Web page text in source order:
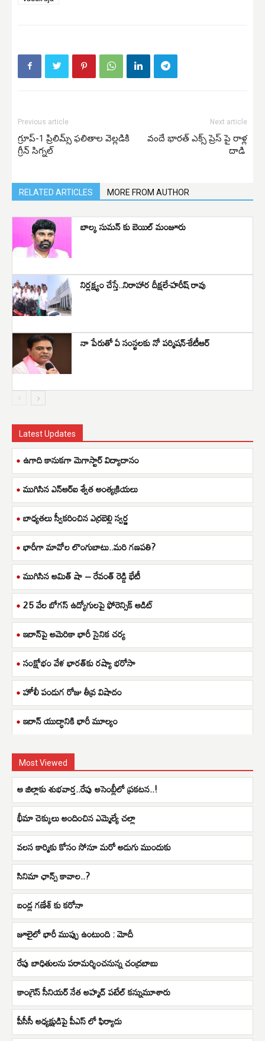
Previous article
గ్రూప్-1 ప్రిలిమ్స్ ఫలితాల వెల్లడికి
గ్రీన్ సిగ్నల్
Next article
వందే భారత్ ఎక్స్ ప్రెస్ పై రాళ్ల
దాడి
RELATED ARTICLES MORE FROM AUTHOR
బాల్క సుమన్ కు బెయిల్ మంజూరు
నిర్లక్ష్యం చేస్తే..నిరాహార దీక్షలే-హరీష్ రావు
నా పేరుతో ఏ సంస్థలకు నో పర్మిషన్-కేటీఆర్
Latest Updates
ఉగాది కానుకగా మెగాస్టార్ విద్యాదానం
ముగిసిన ఎన్ఆర్ఐ శ్వేత అంత్యక్రియలు
బాధ్యతలు స్వీకరించిన ఎర్రబెల్లి స్వర్ణ
భారీగా మావోల లొంగుబాటు..మరి గణపతి?
ముగిసిన అమిత్ షా – రేవంత్ రెడ్డి భేటీ
25 వేల బోగస్ ఉద్యోగులపై ఫోరెన్సిక్ ఆడిట్
ఇరాన్‌పై అమెరికా భారీ సైనిక చర్య
సంక్షోభం వేళ భారత్‌కు రష్యా భరోసా
హోలీ పండుగ రోజు తీవ్ర విషాదం
ఇరాన్ యుద్ధానికి భారీ మూల్యం
Most Viewed
ఆ జిల్లాకు శుభవార్త..రేపు అసెంబ్లీలో ప్రకటన..!
భీమా చెక్కులు అందించిన ఎమ్మెల్యే చల్లా
వ‌ల‌స కార్మికు కోసం సోనూ మరో అడుగు ముందుకు
సినిమా ఛాన్స్ కావాల..?
బండ్ల గణేశ్ కు కరోనా
జూలైలో భారీ ముప్పు ఉంటుంది : మోదీ
రేపు బాధితులను పరామర్శించనున్న చంద్రబాబు
కాంగ్రెస్‌ సీనియర్‌ నేత‌ అహ్మద్‌ పటేల్‌ కన్నుమూశారు
పీసీసీ అధ్యక్షుడిపై పీఎస్ లో ఫిర్యాదు